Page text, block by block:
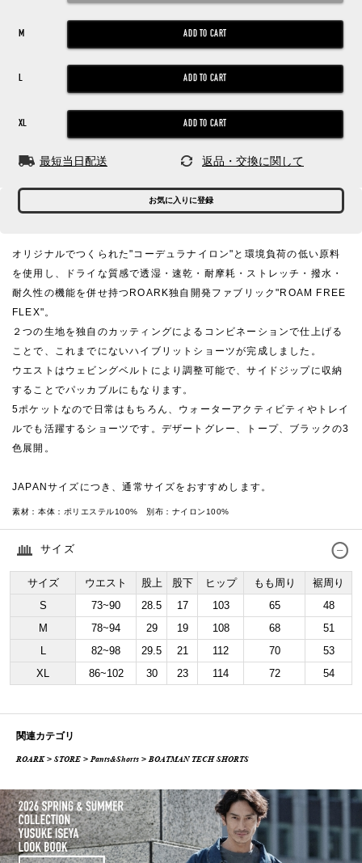
M
L
XL
最短当日配送 返品・交換に関して
お気に入りに登録
オリジナルでつくられた"コーデュラナイロン"と環境負荷の低い原料
を使用し、ドライな質感で透湿・速乾・耐摩耗・ストレッチ・撥水・
耐久性の機能を併せ持つROARK独自開発ファブリック"ROAM FREE
FLEX"。
２つの生地を独自のカッティングによるコンビネーションで仕上げる
ことで、これまでにないハイブリットショーツが完成しました。
ウエストはウェビングベルトにより調整可能で、サイドジップに収納
することでパッカブルにもなります。
5ポケットなので日常はもちろん、ウォーターアクティビティやトレイ
ルでも活躍するショーツです。デザートグレー、トープ、ブラックの3
色展開。
JAPANサイズにつき、通常サイズをおすすめします。
素材： 本体：ポリエステル100% 別布：ナイロン100%
サイズ
サイズ ウエスト 股上 股下 ヒップ もも周り
裾周り
S
73~90 28.5 17 103 65
48
M
78~94 29 19 108 68
51
L
82~98 29.5 21 112 70
53
XL
86~102 30 23 114 72 54
関連カテゴリ
ROARK>STORE >Pants&Shorts > BOATMAN TECH SHORTS